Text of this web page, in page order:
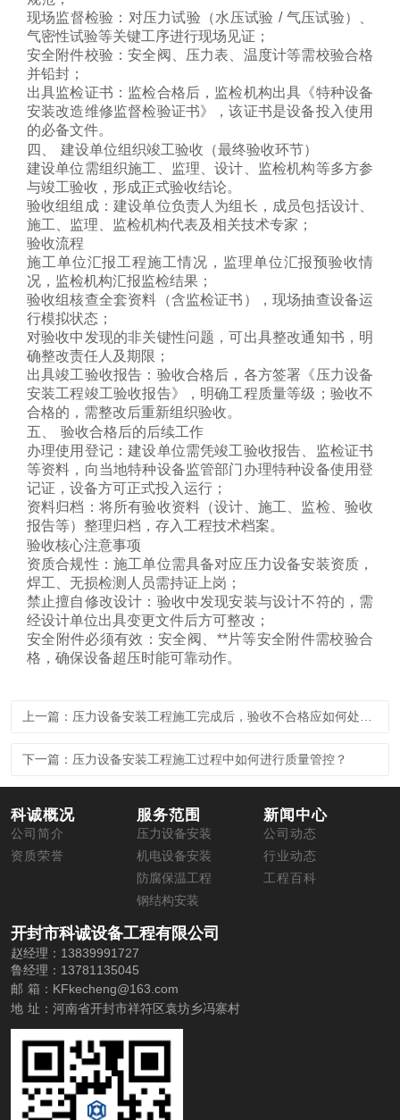
现场监督检验 ：对压力试验（水压试验 / 气压试验）、
气密性试验等关键工序进行现场见证；
安全附件校验：安全阀、压力表、温度计等需校验合格
并铅封；
出具监检证书 ：监检合格后，监检机构出具《特种设备
安装改造维修监督检验证书》，该证书是设备投入使用
的必备文件。
四、 建设单位组织竣工验收（最终验收环节）
建设单位需组织施工、监理、设计、监检机构等多方参
与竣工验收，形成正式验收结论。
验收组组成：建设单位负责人为组长，成员包括设计、
施工、监理、监检机构代表及相关技术专家；
验收流程
施工单位汇报工程施工情况，监理单位汇报预验收情
况，监检机构汇报监检结果；
验收组核查全套资料（含监检证书），现场抽查设备运
行模拟状态；
对验收中发现的非关键性问题，可出具整改通知书，明
确整改责任人及期限；
出具竣工验收报告 ：验收合格后，各方签署《压力设备
安装工程竣工验收报告》，明确工程质量等级；验收不
合格的，需整改后重新组织验收。
五、 验收合格后的后续工作
办理使用登记：建设单位需凭竣工验收报告、监检证书
等资料，向当地特种设备监管部门办理特种设备使用登
记证 ，设备方可正式投入运行；
资料归档 ：将所有验收资料（设计、施工、监检、验收
报告等）整理归档，存入工程技术档案。
验收核心注意事项
资质合规性 ：施工单位需具备对应压力设备安装资质，
焊工、无损检测人员需持证上岗；
禁止擅自修改设计 ：验收中发现安装与设计不符的，需
经设计单位出具变更文件后方可整改；
安全附件必须有效 ：安全阀、**片等安全附件需校验合
格，确保设备超压时能可靠动作。
下一篇：压力设备安装工程施工过程中如何进行质量管控？
科诚概况
公司简介
资质荣誉
服务范围
压力设备安装
机电设备安装
防腐保温工程
钢结构安装
新闻中心
公司动态
行业动态
工程百科
开封市科诚设备工程有限公司
赵经理：13839991727
鲁经理：13781135045
邮 箱： KFkecheng@163.com
地 址： 河南省开封市祥符区袁坊乡冯寨村